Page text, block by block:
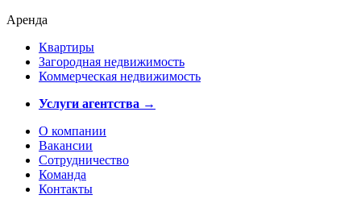
Аренда
Квартиры
Загородная недвижимость
Коммерческая недвижимость
Услуги агентства →
О компании
Вакансии
Сотрудничество
Команда
Контакты